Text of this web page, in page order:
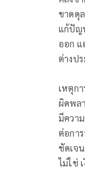
ขาดดุ
แก้ปัญ
ออก แ
ต่างป
เหตุก
ผิดพล
มีควา
ต่อกา
ชัดเจ
ไม่ใช่